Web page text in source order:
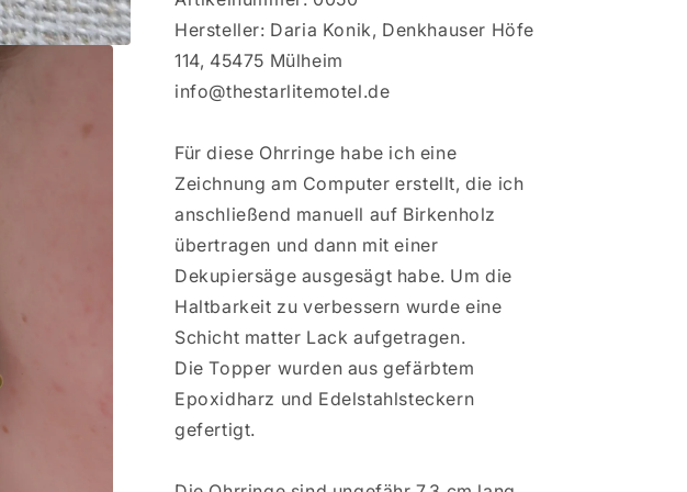
Hersteller: Daria Konik, Denkhauser Höfe
114, 45475 Mülheim
info@thestarlitemotel.de
Für diese Ohrringe habe ich eine
Zeichnung am Computer erstellt, die ich
anschließend manuell auf Birkenholz
übertragen und dann mit einer
Dekupiersäge ausgesägt habe. Um die
Haltbarkeit zu verbessern wurde eine
Schicht matter Lack aufgetragen.
Die Topper wurden aus gefärbtem
Epoxidharz und Edelstahlsteckern
gefertigt.